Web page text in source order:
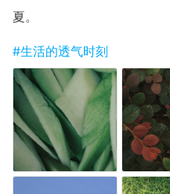
夏。
#生活的透气时刻